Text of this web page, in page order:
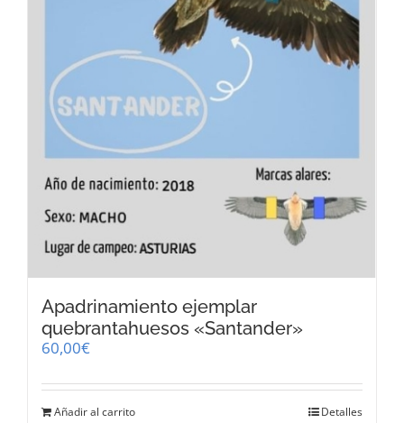
Apadrinamiento ejemplar
quebrantahuesos «Santander»
60,00€
Añadir al carrito Detalles